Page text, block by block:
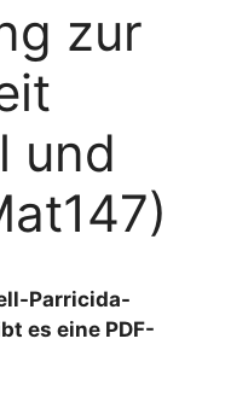
zur
und
Parricida-
es eine PDF-